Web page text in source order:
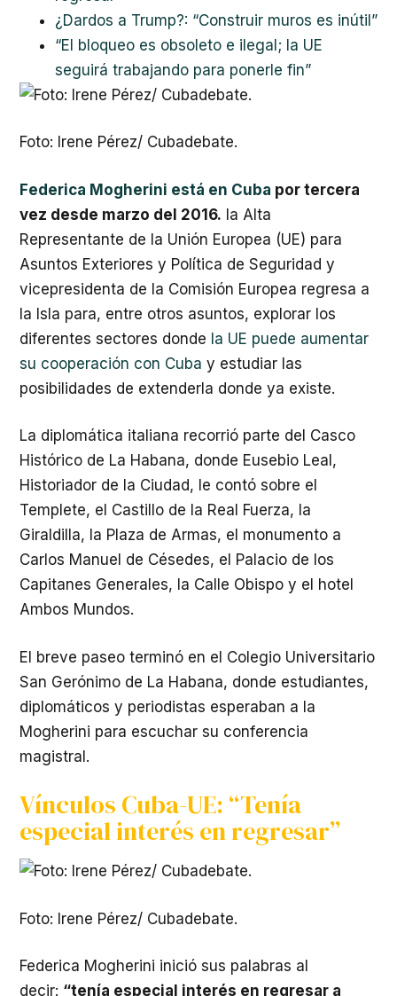
¿Dardos a Trump?: “Construir muros es inútil”
“El bloqueo es obsoleto e ilegal; la UE
seguirá trabajando para ponerle fin”
Foto: Irene Pérez/ Cubadebate.
Federica Mogherini está en Cuba por tercera
vez desde marzo del 2016. la Alta
Representante de la Unión Europea (UE) para
Asuntos Exteriores y Política de Seguridad y
vicepresidenta de la Comisión Europea regresa a
la Isla para, entre otros asuntos, explorar los
diferentes sectores donde la UE puede aumentar
su cooperación con Cuba y estudiar las
posibilidades de extenderla donde ya existe.
La diplomática italiana recorrió parte del Casco
Histórico de La Habana, donde Eusebio Leal,
Historiador de la Ciudad, le contó sobre el
Templete, el Castillo de la Real Fuerza, la
Giraldilla, la Plaza de Armas, el monumento a
Carlos Manuel de Césedes, el Palacio de los
Capitanes Generales, la Calle Obispo y el hotel
Ambos Mundos.
El breve paseo terminó en el Colegio Universitario
San Gerónimo de La Habana, donde estudiantes,
diplomáticos y periodistas esperaban a la
Mogherini para escuchar su conferencia
magistral.
Vínculos Cuba-UE: “Tenía
especial interés en regresar”
Foto: Irene Pérez/ Cubadebate.
Federica Mogherini inició sus palabras al
decir: “tenía especial interés en regresar a